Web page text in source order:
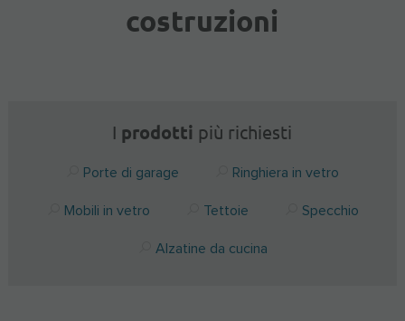
costruzioni
I prodotti più richiesti
Porte di garage Ringhiera in vetro
Mobili in vetro Tettoie Specchio
Alzatine da cucina